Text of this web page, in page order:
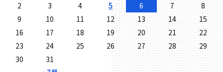
2
3 4 5 6 7
8
9
10 11 12 13 14
15
16
17 18 19 20 21
22
23
24 25 26 27 28
29
30
31